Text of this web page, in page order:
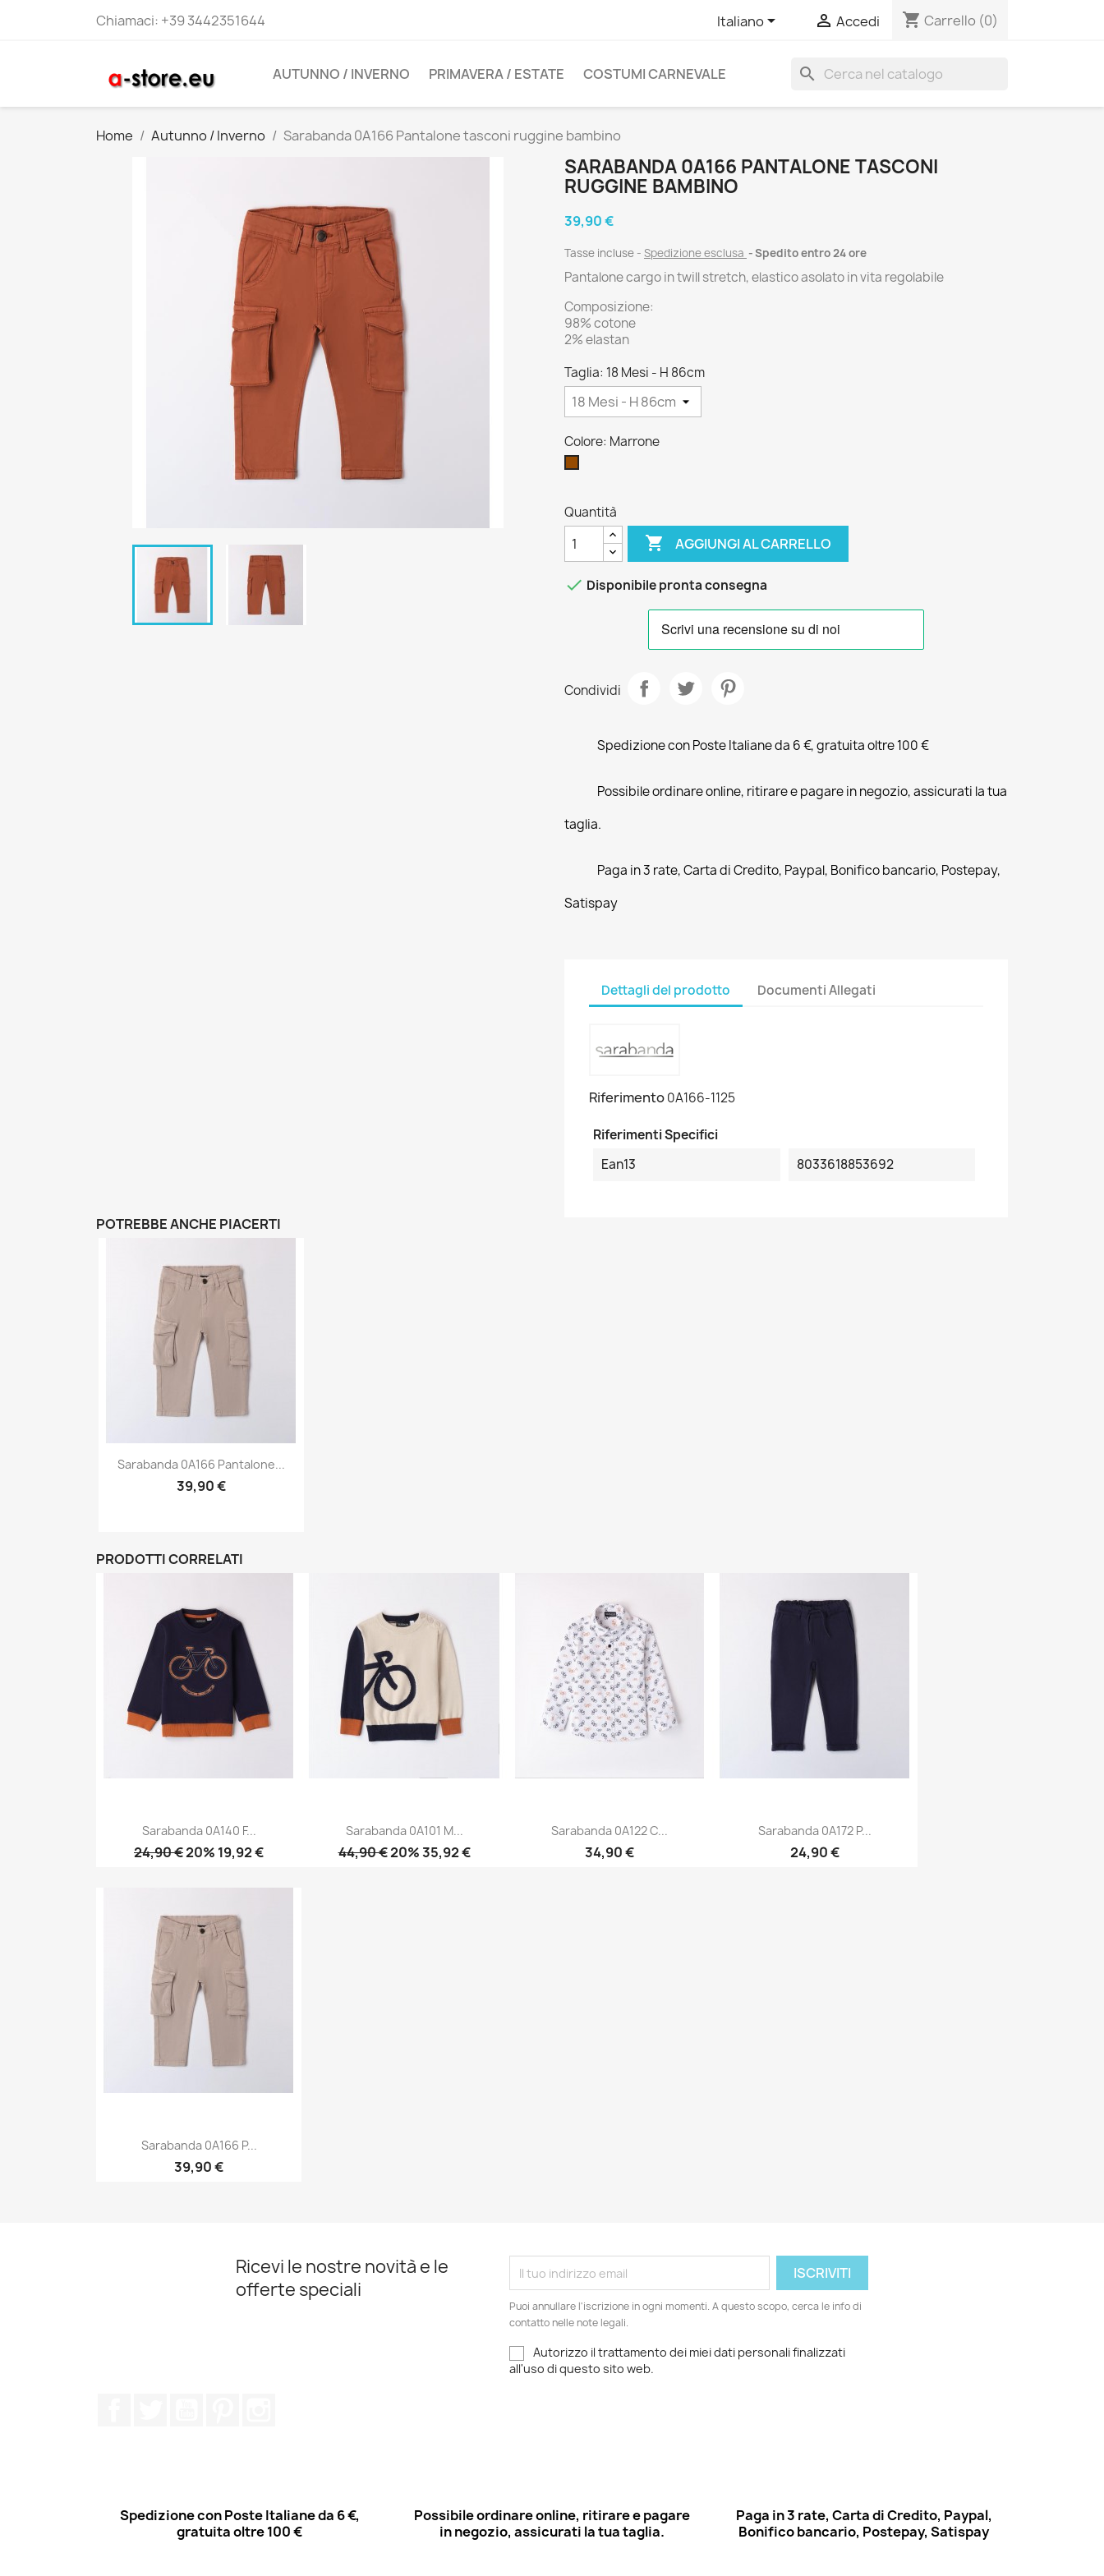
Chiamaci: +39 3442351644 Italiano  Accedi shopping_cart Carrello (0)
AUTUNNO / INVERNO PRIMAVERA / ESTATE COSTUMI CARNEVALE search
Home Autunno / Inverno Sarabanda 0A166 Pantalone tasconi ruggine bambino
SARABANDA 0A166 PANTALONE TASCONI
RUGGINE BAMBINO
39,90 €
Tasse incluse Spedizione esclusa Spedito entro 24 ore
Pantalone cargo in twill stretch, elastico asolato in vita regolabile
Composizione:
98% cotone
2% elastan
Taglia: 18 Mesi - H 86cm
Colore: Marrone
Quantità
 AGGIUNGI AL CARRELLO
 Disponibile pronta consegna
Condividi
Spedizione con Poste Italiane da 6 €, gratuita oltre 100 €
Possibile ordinare online, ritirare e pagare in negozio, assicurati la tua
taglia.
Paga in 3 rate, Carta di Credito, Paypal, Bonifico bancario, Postepay,
Satispay
Dettagli del prodotto Documenti Allegati
Riferimento0A166-1125
Riferimenti Specifici
Ean13
8033618853692
POTREBBE ANCHE PIACERTI
Anteprima
Sarabanda 0A166 Pantalone...
39,90 €
PRODOTTI CORRELATI
Sarabanda 0A140 F...
24,90 €20% 19,92 €
Sarabanda 0A101 M...
44,90 €20% 35,92 €
Sarabanda 0A122 C...
34,90 €
Sarabanda 0A172 P...
24,90 €
Sarabanda 0A166 P...
39,90 €
Ricevi le nostre novità e le
offerte speciali
Puoi annullare l'iscrizione in ogni momenti. A questo scopo, cerca le info di
contatto nelle note legali.
Autorizzo il trattamento dei miei dati personali finalizzati
all'uso di questo sito web.
Spedizione con Poste Italiane da 6 €,
gratuita oltre 100 €
Possibile ordinare online, ritirare e pagare
in negozio, assicurati la tua taglia.
Paga in 3 rate, Carta di Credito, Paypal,
Bonifico bancario, Postepay, Satispay